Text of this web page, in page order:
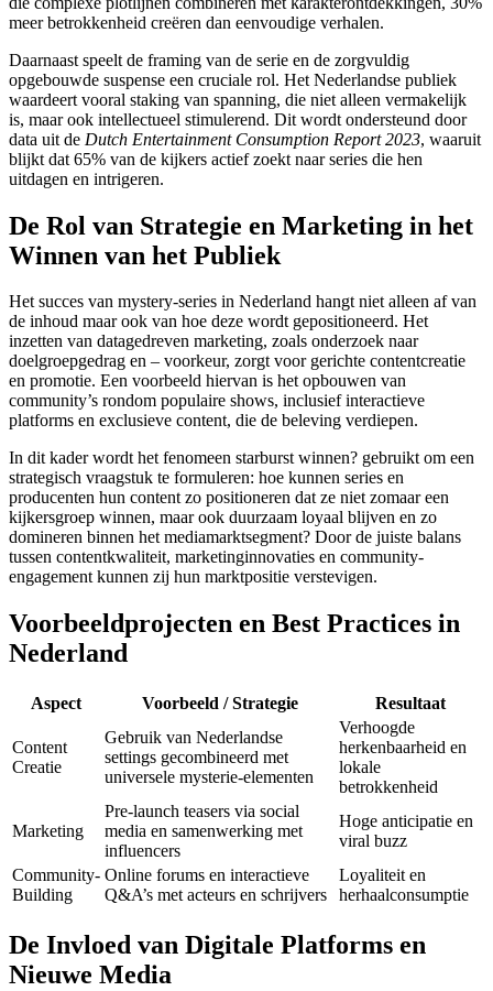
meer betrokkenheid creëren dan eenvoudige verhalen.
Daarnaast speelt de framing van de serie en de zorgvuldig
opgebouwde suspense een cruciale rol. Het Nederlandse publiek
waardeert vooral staking van spanning, die niet alleen vermakelijk
is, maar ook intellectueel stimulerend. Dit wordt ondersteund door
data uit de Dutch Entertainment Consumption Report 2023, waaruit
blijkt dat 65% van de kijkers actief zoekt naar series die hen
uitdagen en intrigeren.
De Rol van Strategie en Marketing in het
Winnen van het Publiek
Het succes van mystery-series in Nederland hangt niet alleen af van
de inhoud maar ook van hoe deze wordt gepositioneerd. Het
inzetten van datagedreven marketing, zoals onderzoek naar
doelgroepgedrag en – voorkeur, zorgt voor gerichte contentcreatie
en promotie. Een voorbeeld hiervan is het opbouwen van
community’s rondom populaire shows, inclusief interactieve
platforms en exclusieve content, die de beleving verdiepen.
In dit kader wordt het fenomeen starburst winnen? gebruikt om een
strategisch vraagstuk te formuleren: hoe kunnen series en
producenten hun content zo positioneren dat ze niet zomaar een
kijkersgroep winnen, maar ook duurzaam loyaal blijven en zo
domineren binnen het mediamarktsegment? Door de juiste balans
tussen contentkwaliteit, marketinginnovaties en community-
engagement kunnen zij hun marktpositie verstevigen.
Voorbeeldprojecten en Best Practices in
Nederland
Aspect Voorbeeld / Strategie Resultaat
Content
Creatie
Gebruik van Nederlandse
settings gecombineerd met
universele mysterie-elementen
Verhoogde
herkenbaarheid en
lokale
betrokkenheid
Marketing
Pre-launch teasers via social
media en samenwerking met
influencers
Hoge anticipatie en
viral buzz
Community-
Building
Online forums en interactieve
Q&A’s met acteurs en schrijvers
Loyaliteit en
herhaalconsumptie
De Invloed van Digitale Platforms en
Nieuwe Media